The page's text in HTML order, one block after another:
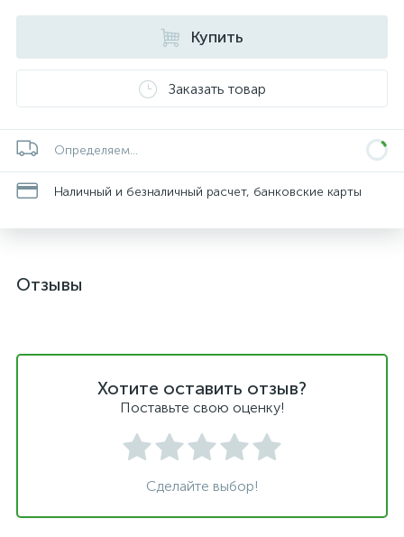
Купить
Заказать товар
Определяем...
Наличный и безналичный расчет, банковские карты
Отзывы
Хотите оставить отзыв?
Поставьте свою оценку!
Сделайте выбор!